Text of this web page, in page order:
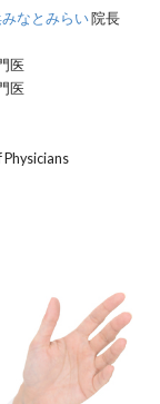
なとみらい院長
医
医
Physicians